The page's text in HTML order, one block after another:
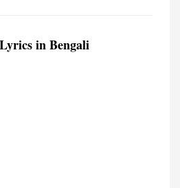
in Bengali